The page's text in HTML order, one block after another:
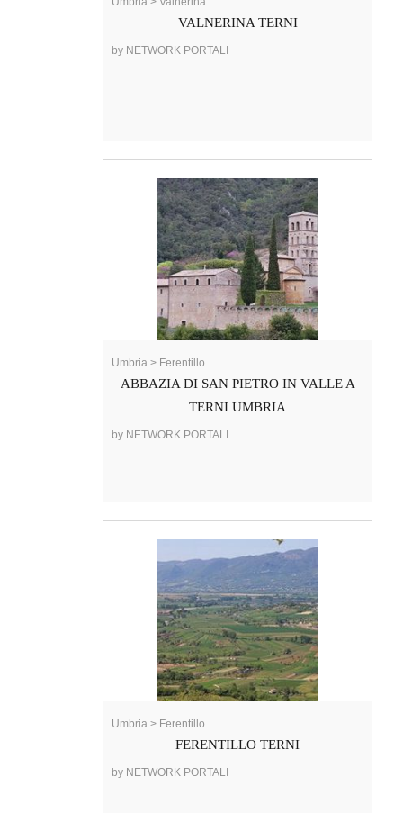
VALNERINA TERNI
by NETWORK PORTALI
Umbria > Ferentillo
ABBAZIA DI SAN PIETRO IN VALLE A
TERNI UMBRIA
by NETWORK PORTALI
Umbria > Ferentillo
FERENTILLO TERNI
by NETWORK PORTALI